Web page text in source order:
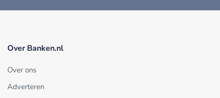
Over Banken.nl
Over ons
Adverteren